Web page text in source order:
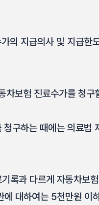
의 지급의사 및 지급한
차보험 진료수가를 청
구하는 때에는 의료법
록과 다르게 자동차보
대하여는 5천만원 이